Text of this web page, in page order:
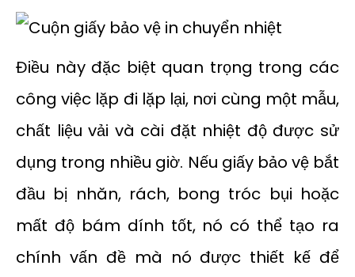
Điều này đặc biệt quan trọng trong các
công việc lặp đi lặp lại, nơi cùng một mẫu,
chất liệu vải và cài đặt nhiệt độ được sử
dụng trong nhiều giờ. Nếu giấy bảo vệ bắt
đầu bị nhăn, rách, bong tróc bụi hoặc
mất độ bám dính tốt, nó có thể tạo ra
chính vấn đề mà nó được thiết kế để